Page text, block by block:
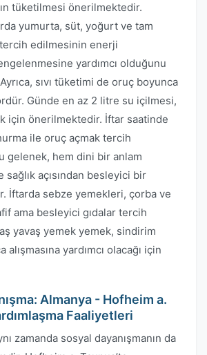
tüketilmesi önerilmektedir.
yumurta, süt, yoğurt ve tam
tercih edilmesinin enerji
yardımcı olduğunu
sıvı tüketimi de oruç boyunca
Günde en az 2 litre su içilmesi,
için önerilmektedir. İftar saatinde
ile oruç açmak tercih
gelenek, hem dini bir anlam
sağlık açısından besleyici bir
İftarda sebze yemekleri, çorba ve
ama besleyici gıdalar tercih
yavaş yemek yemek, sindirim
yardımcı olacağı için
Almanya - Hofheim a.
Faaliyetleri
zamanda sosyal dayanışmanın da